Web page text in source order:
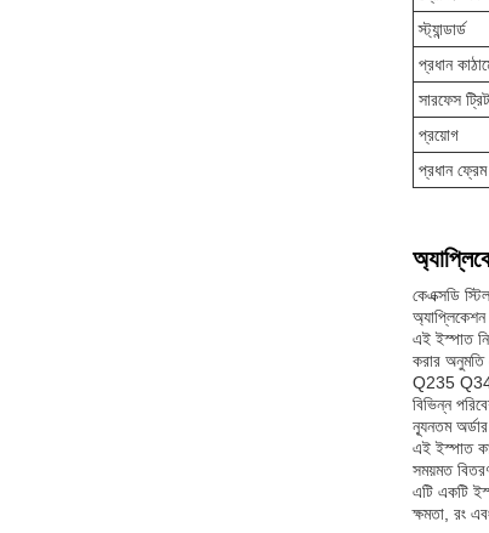
স্ট্যান্ডার্ড
প্রধান
সারফেস
প্রয়োগ
প্রধান ফ্রেম
কেএক্সডি
এই ইস্পাত
করার অনুমতি
Q235
বিভিন্ন
ন্যূনতম
এই ইস্পাত
সময়মত
এটি একটি
ক্ষমতা, রং